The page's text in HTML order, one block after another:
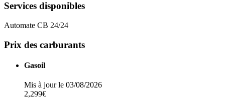
Services disponibles
Automate CB 24/24
Prix des carburants
Gasoil
Mis à jour le 03/08/2026
2,299€